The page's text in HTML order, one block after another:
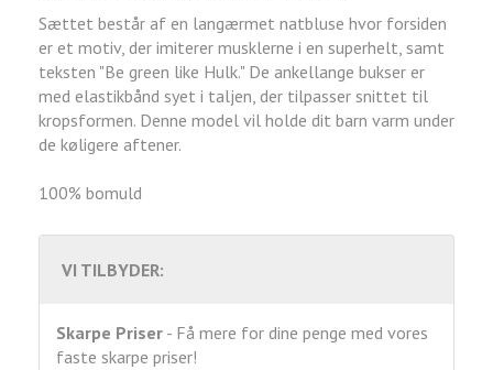
Sættet består af en langærmet natbluse hvor forsiden
er et motiv, der imiterer musklerne i en superhelt, samt
teksten "Be green like Hulk." De ankellange bukser er
med elastikbånd syet i taljen, der tilpasser snittet til
kropsformen. Denne model vil holde dit barn varm under
de køligere aftener.
100% bomuld
VI TILBYDER:
Skarpe Priser - Få mere for dine penge med vores
faste skarpe priser!